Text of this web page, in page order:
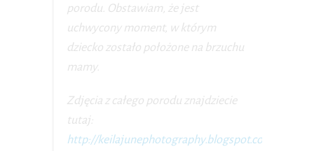
porodu. Obstawiam, że jest
uchwycony moment, w którym
dziecko zostało położone na brzuchu
mamy.
Zdjęcia z całego porodu znajdziecie
tutaj:
http://keilajunephotography.blogspot.com/2012/